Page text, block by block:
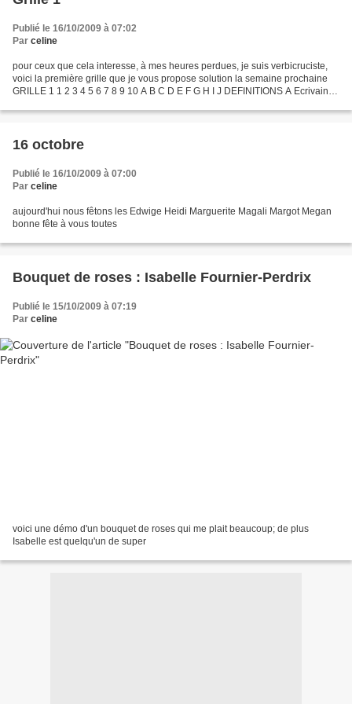
Publié le 16/10/2009 à 07:02
Par celine
pour ceux que cela interesse, à mes heures perdues, je suis verbicruciste,
voici la première grille que je vous propose solution la semaine prochaine
GRILLE 1 1 2 3 4 5 6 7 8 9 10 A B C D E F G H I J DEFINITIONS A Ecrivain
16 octobre
Publié le 16/10/2009 à 07:00
Par celine
aujourd'hui nous fêtons les Edwige Heidi Marguerite Magali Margot Megan
bonne fête à vous toutes
Bouquet de roses : Isabelle Fournier-Perdrix
Publié le 15/10/2009 à 07:19
Par celine
voici une démo d'un bouquet de roses qui me plait beaucoup; de plus
Isabelle est quelqu'un de super